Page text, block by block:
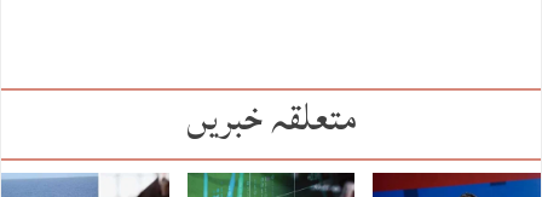
متعلقہ خبریں